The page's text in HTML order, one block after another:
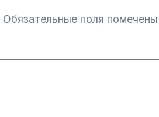
Обязательные поля помечены